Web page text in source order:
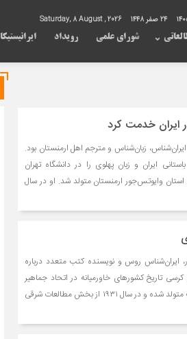
24 صفر 1448
شورای علمی رویداد ایرانیستیکا
ایران خدمت کرد
ایراس: روبن تادئوسی آبراهامیان Rouben Abrahamian ایران‌شناس، زبان‌شناس و مترجم اهل ارمنستان بود.
کرسی زبان‌های باستانی ایران و زبان پهلوی را در دانشگاه تهران
در روستای گنیشیک، استان وایوتس‌جور ارمنستان متولد شد. او در سال
ایوانف (۱۹۰۹-۱۹۸۶م)، تاریخ‌نگار، ایران‌شناس روس و نویسنده کتب متعدد درباره
تاریخ کشورهاى خاورمیانه در اتحاد جماهیر
شوروی سابق بود. وی در سال ۱۹۰۹ در شهر نوگورود در روسیه متولد شده‌ و در سال ۱۹۳۱ از بخش مطالعات شرقی